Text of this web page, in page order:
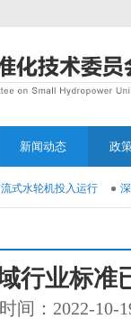
新闻动态 政
水轮机投入运行 深
行业标准
间：2022-10-